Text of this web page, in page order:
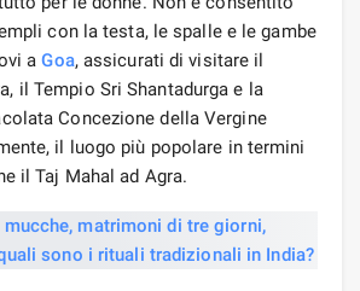
con la testa, le spalle e le gambe
aGoa, assicurati di visitare il
il Tempio Sri Shantadurga e la
Concezione della Vergine
il luogo più popolare in termini
il Taj Mahal ad Agra.